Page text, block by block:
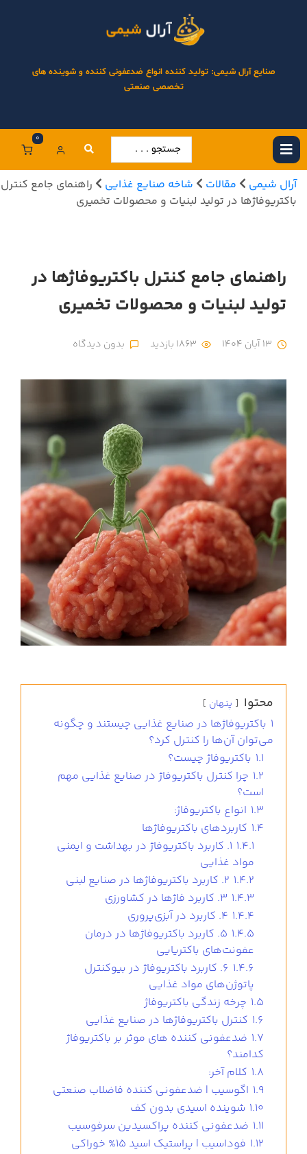
صنایع آرال شیمی: تولید کننده انواع ضدعفونی کننده و شوینده های
تخصصی صنعتی
0
آرال شیمی مقالات شاخه صنایع غذایی
راهنمای جامع کنترل
باکتریوفاژها در تولید لبنیات و محصولات تخمیری
راهنمای جامع کنترل باکتریوفاژها در
تولید لبنیات و محصولات تخمیری
بدون دیدگاه
محتوا پنهان
1 باکتریوفاژها در صنایع غذایی چیستند و چگونه
می‌توان آن‌ها را کنترل کرد؟
1.1 باکتریوفاژ چیست؟
1.2 چرا کنترل باکتریوفاژ در صنایع غذایی مهم
است؟
1.3 انواع باکتریوفاژ:
1.4 کاربردهای باکتریوفاژها
1.4.1 ۱. کاربرد باکتریوفاژ در بهداشت و ایمنی
مواد غذایی
1.4.2 ۲. کاربرد باکتریوفاژها در صنایع لبنی
1.4.3 ۳. کاربرد فاژها در کشاورزی
1.4.4 ۴. کاربرد در آبزی‌پروری
1.4.5
۵. کاربرد باکتریوفاژها در درمان
عفونت‌های باکتریایی
1.4.6
۶. کاربرد باکتریوفاژ در بیوکنترل
پاتوژن‌های مواد غذایی
1.5 چرخه زندگی باکتریوفاژ
1.6 کنترل باکتریوفاژها در صنایع غذایی
1.7 ضدعفونی کننده های موثر بر باکتریوفاژ
کدامند؟
1.8 کلام آخر:
1.9 اگوسیب | ضدعفونی کننده فاضلاب صنعتی
1.10 شوینده اسیدی بدون کف
1.11 ضدعفونی کننده پراکسیدین سرفوسیب
1.12 فوداسیب | پراستیک اسید 15% خوراکی